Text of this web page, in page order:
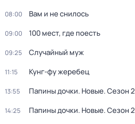
08:00 Вaм и не снилоcь
09:00 100 мест, где поесть
09:25 Случайный муж
11:15 Кунг-фу жеребец
13:55 Папины дочки. Новые. Сезон 2
14:25 Папины дочки. Новые. Сезон 2